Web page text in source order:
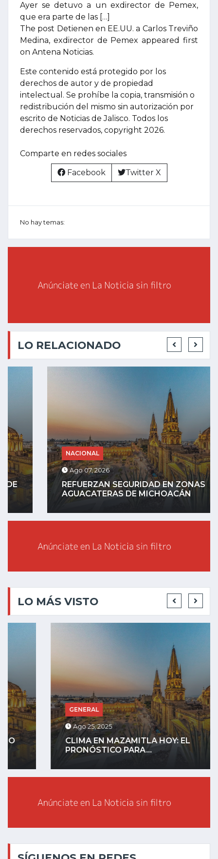
Ayer se detuvo a un exdirector de Pemex,
que era parte de las […]
The post Detienen en EE.UU. a Carlos Treviño
Medina, exdirector de Pemex appeared first
on Antena Noticias.
Este contenido está protegido por los
derechos de autor y de propiedad
intelectual. Se prohíbe la copia, transmisión o
redistribución del mismo sin autorización por
escrito de Noticias de Jalisco. Todos los
derechos reservados, copyright 2026.
Comparte en redes sociales
Facebook Twitter X
No hay temas:
LO RELACIONADO
NACIONAL
Ago 07, 2026
REFUERZAN SEGURIDAD EN ZONAS
AGUACATERAS DE MICHOACÁN
LO MÁS VISTO
GENERAL
Ago 25, 2025
CLIMA EN MAZAMITLA HOY: EL
PRONÓSTICO PARA...